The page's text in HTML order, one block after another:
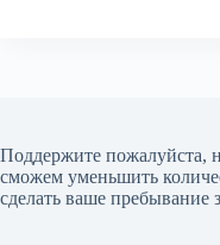
Поддержите пожалуйста,
сможем уменьшить
сделать ваше пребывание